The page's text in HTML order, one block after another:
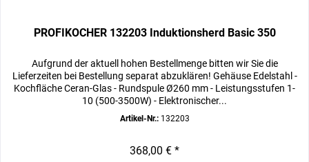
PROFIKOCHER 132203 Induktionsherd Basic 350
Aufgrund der aktuell hohen Bestellmenge bitten wir Sie die
Lieferzeiten bei Bestellung separat abzuklären! Gehäuse Edelstahl -
Kochfläche Ceran-Glas - Rundspule Ø260 mm - Leistungsstufen 1-
10 (500-3500W) - Elektronischer...
Artikel-Nr.:132203
368,00 € *